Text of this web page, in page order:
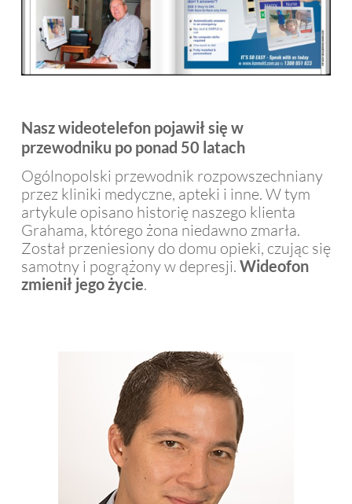
Nasz wideotelefon pojawił się w
przewodniku po ponad 50 latach
Ogólnopolski przewodnik rozpowszechniany
przez kliniki medyczne, apteki i inne. W tym
artykule opisano historię naszego klienta
Grahama, którego żona niedawno zmarła.
Został przeniesiony do domu opieki, czując się
samotny i pogrążony w depresji. Wideofon
zmienił jego życie.